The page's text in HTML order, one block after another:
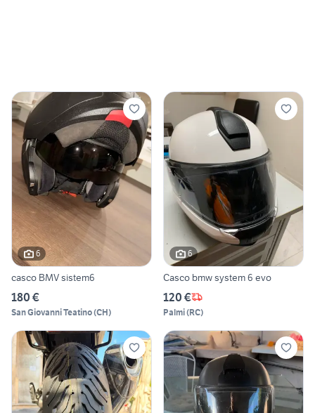
6
casco BMV sistem6
180 €
San Giovanni Teatino(CH)
6
Casco bmw system 6 evo
120 €
Palmi(RC)